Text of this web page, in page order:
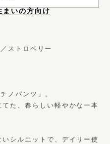
まいの方向け
ストロベリー
ノパンツ」。
た、春らしい軽やかな一本
シルエットで、デイリー使